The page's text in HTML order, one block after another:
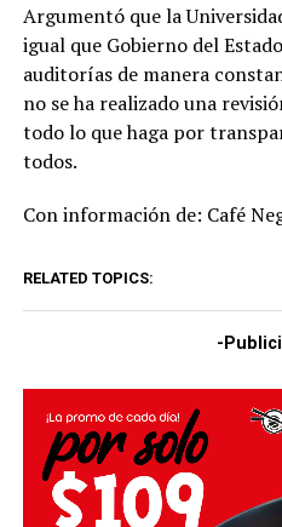
Argumentó que la
igual que Gobierno del
auditorías de manera
no se ha realizado una
todo lo que haga por
todos.
Con información de: Café
RELATED TOPICS:
-